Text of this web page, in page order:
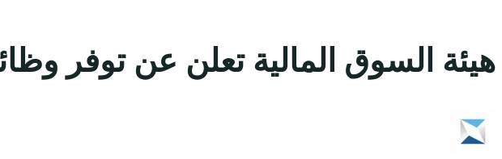
هيئة السوق المالية تعلن عن توفر